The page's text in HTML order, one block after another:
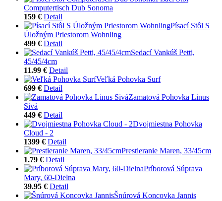
Computertisch Dub Sonoma
159 € Detail
Písací Stôl S
Úložným Priestorom Wohnling
499 € Detail
Sedací Vankúš Petti,
45/45/4cm
11.99 € Detail
Veľká Pohovka Surf
699 € Detail
Zamatová Pohovka Linus
Sivá
449 € Detail
Dvojmiestna Pohovka
Cloud - 2
1399 € Detail
Prestieranie Maren, 33/45cm
1.79 € Detail
Príborová Súprava
Mary, 60-Dielna
39.95 € Detail
Šnúrová Koncovka Jannis